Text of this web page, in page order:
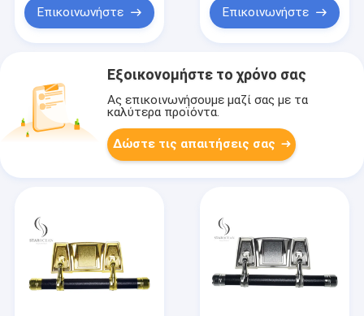
Επικοινωνήστε Επικοινωνήστε
Εξοικονομήστε το χρόνο σας
Ας επικοινωνήσουμε μαζί σας με τα
καλύτερα προϊόντα.
Δώστε τις απαιτήσεις σας